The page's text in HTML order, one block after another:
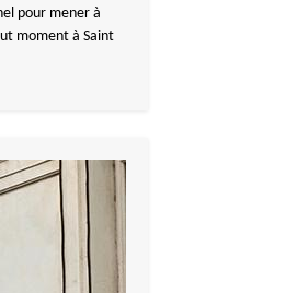
pour mener à
moment à Saint